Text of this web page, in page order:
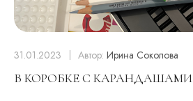
31.01.2023 Автор: Ирина Соколова
В КОРОБКЕ С КАРАНДАШАМИ